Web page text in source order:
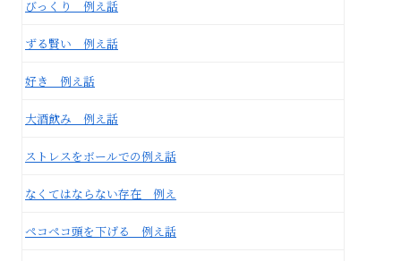
びっくり 例え話
ずる賢い 例え話
好き 例え話
大酒飲み 例え話
ストレスをボールでの例え話
なくてはならない存在 例え
ペコペコ頭を下げる 例え話